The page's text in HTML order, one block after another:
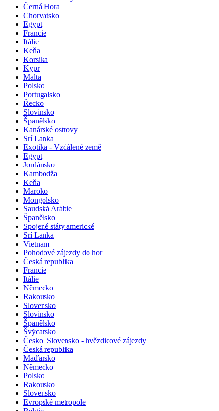
Černá Hora
Chorvatsko
Egypt
Francie
Itálie
Keňa
Korsika
Kypr
Malta
Polsko
Portugalsko
Řecko
Slovinsko
Španělsko
Kanárské ostrovy
Srí Lanka
Exotika - Vzdálené země
Egypt
Jordánsko
Kambodža
Keňa
Maroko
Mongolsko
Saudská Arábie
Španělsko
Spojené státy americké
Srí Lanka
Vietnam
Pohodové zájezdy do hor
Česká republika
Francie
Itálie
Německo
Rakousko
Slovensko
Slovinsko
Španělsko
Švýcarsko
Česko, Slovensko - hvězdicové zájezdy
Česká republika
Maďarsko
Německo
Polsko
Rakousko
Slovensko
Evropské metropole